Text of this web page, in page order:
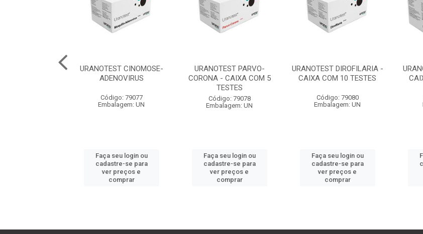
URANOTEST CINOMOSE-
ADENOVIRUS
Código: 79077
Embalagem: UN
Faça seu login ou
cadastre-se para
ver preços e
comprar
URANOTEST PARVO-
CORONA - CAIXA COM 5
TESTES
Código: 79078
Embalagem: UN
Faça seu login ou
cadastre-se para
ver preços e
comprar
URANOTEST DIROFILARIA -
CAIXA COM 10 TESTES
Código: 79080
Embalagem: UN
Faça seu login ou
cadastre-se para
ver preços e
comprar